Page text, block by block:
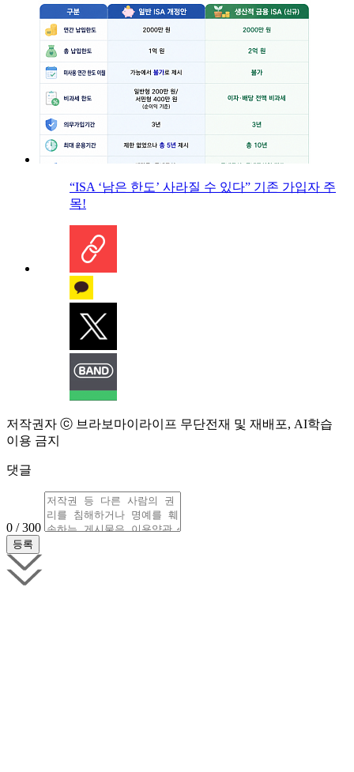
“ISA ‘남은 한도’ 사라질 수 있다” 기존 가입자 주
목!
저작권자 ⓒ 브라보마이라이프 무단전재 및 재배포, AI학습
이용 금지
댓글
0 / 300